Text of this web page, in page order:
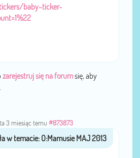
baby-ticker-
zarejestruj się na forumsię, aby
3 miesiąc temu #873873
przezSevilla